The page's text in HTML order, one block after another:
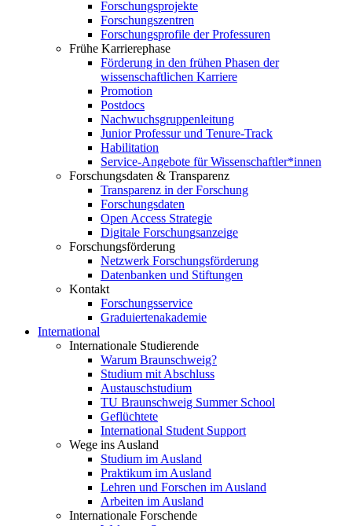
Forschungsprojekte
Forschungszentren
Forschungsprofile der Professuren
Frühe Karrierephase
Förderung in den frühen Phasen der
wissenschaftlichen Karriere
Promotion
Postdocs
Nachwuchsgruppenleitung
Junior Professur und Tenure-Track
Habilitation
Service-Angebote für Wissenschaftler*innen
Forschungsdaten & Transparenz
Transparenz in der Forschung
Forschungsdaten
Open Access Strategie
Digitale Forschungsanzeige
Forschungsförderung
Netzwerk Forschungsförderung
Datenbanken und Stiftungen
Kontakt
Forschungsservice
Graduiertenakademie
International
Internationale Studierende
Warum Braunschweig?
Studium mit Abschluss
Austauschstudium
TU Braunschweig Summer School
Geflüchtete
International Student Support
Wege ins Ausland
Studium im Ausland
Praktikum im Ausland
Lehren und Forschen im Ausland
Arbeiten im Ausland
Internationale Forschende